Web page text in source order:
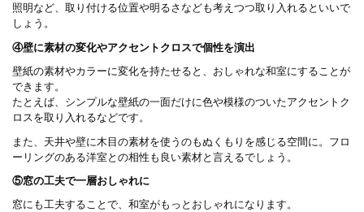
照明など、取り付ける位置や明るさなども考えつつ取り入れるといいで
しょう。
④壁に素材の変化やアクセントクロスで個性を演出
壁紙の素材やカラーに変化を持たせると、おしゃれな和室にすることが
できます。
たとえば、シンプルな壁紙の一面だけに色や模様のついたアクセントク
ロスを取り入れるなどです。
また、天井や壁に木目の素材を使うのもぬくもりを感じる空間に。フロ
ーリングのある洋室との相性も良い素材と言えるでしょう。
⑤窓の工夫で一層おしゃれに
窓にも工夫することで、和室がもっとおしゃれになります。